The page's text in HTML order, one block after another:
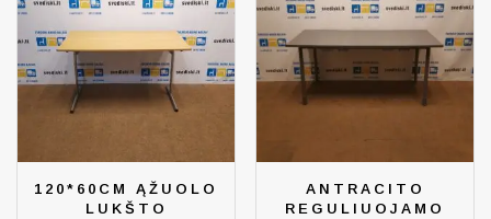
120*60CM ĄŽUOLO
LUKŠTO
ANTRACITO
REGULIUOJAMO